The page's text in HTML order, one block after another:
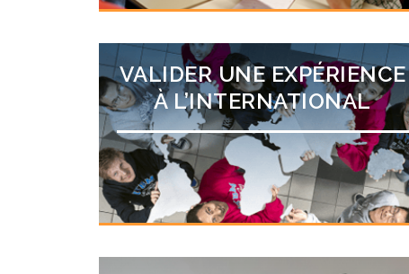
VALIDER UNE EXPÉRIENCE
À L’INTERNATIONAL